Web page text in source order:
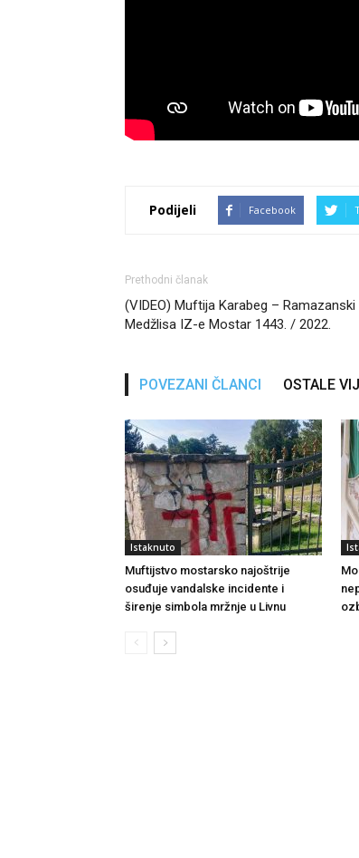
Podijeli Facebook
Prethodni članak
(VIDEO) Muftija Karabeg –
Medžlisa IZ-e Mostar 1443. / 2022.
POVEZANI ČLANCI OSTALE
Istaknuto
Muftijstvo mostarsko najoštrije
osuđuje vandalske incidente i
širenje simbola mržnje u Livnu